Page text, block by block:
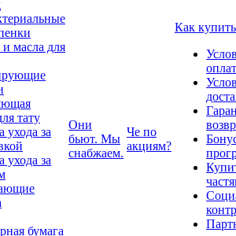
масла для
тату
ухода за
ухода за
бумага
Они
бьют. Мы
снабжаем.
Че по
акциям?
Как купить